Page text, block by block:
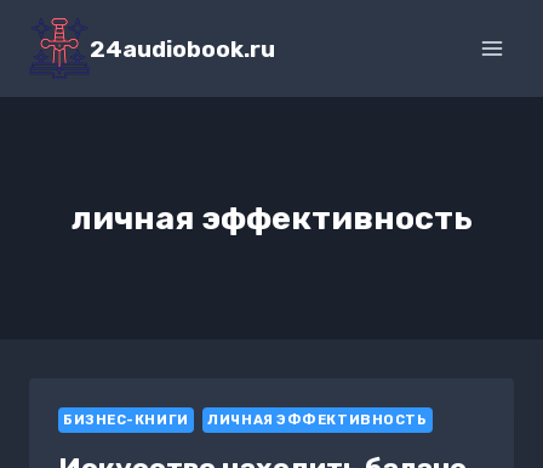
Перейти
содержимому
24audiobook.ru
личная эффективность
БИЗНЕС-КНИГИ ЛИЧНАЯ ЭФФЕКТИВНОСТЬ